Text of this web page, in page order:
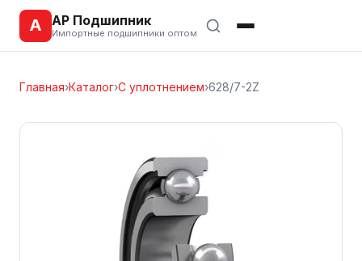
А АР Подшипник
Импортные подшипники оптом
Главная›Каталог›С уплотнением›628/7-2Z